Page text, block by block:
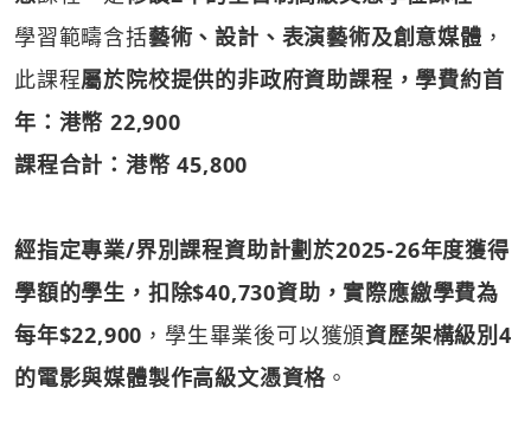
學習範疇含括藝術、設計、表演藝術及創意媒體 ，
此課程屬於院校提供的非政府資助課程，學費約首
年：港幣 22,900
課程合計：港幣 45,800
經指定專業/界別課程資助計劃於2025-26年度獲得
學額的學生，扣除$40,730資助，實際應繳學費為
每年$22,900 ，學生畢業後可以獲頒資歷架構級別4
的電影與媒體製作高級文憑資格 。